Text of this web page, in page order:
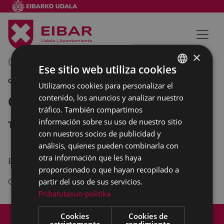
05/03/2012
CINE
CINE EN EL COLISEO
TEATRO COLISEO
EL HAVRE 20:30
CHRONICLE 20:30
BASQUE
SPANISH
×
Ese sitio web utiliza cookies
Utilizamos cookies para personalizar el
contenido, los anuncios y analizar nuestro
tráfico. También compartimos
información sobre su uso de nuestro sitio
con nuestros socios de publicidad y
análisis, quienes pueden combinarla con
otra información que les haya
proporcionado o que hayan recopilado a
partir del uso de sus servicios.
Pribatutasun-politika
Cookies
Cookies de